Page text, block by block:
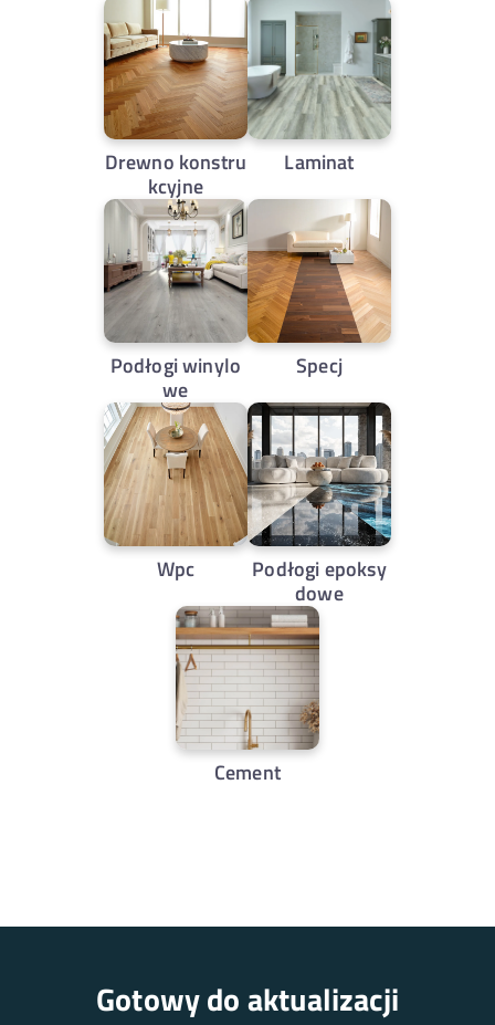
Drewno konstru
kcyjne
Laminat
Podłogi winylo
we
Specj
Wpc
Podłogi epoksy
dowe
Cement
Gotowy do aktualizacji